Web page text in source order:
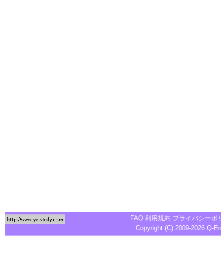
FAQ 利用規約 プライバシーポ
Copyright (C) 2009-2026 Q-